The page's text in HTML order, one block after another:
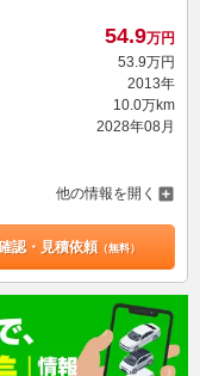
54.9万円
53. 9万円
2013年
10.0万km
2028年08月
他の情報を開く
認・見積依頼（無料）